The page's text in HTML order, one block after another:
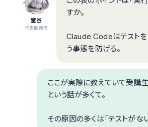
室谷
代表取締役
すか。
Claude Codeはテストを
う事態を防げる。
ここが実際に教えていて受講生
という話が多くて。
その原因の多くは「テストがな